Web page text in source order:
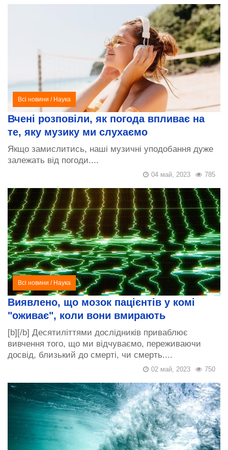
Всі новини / Наука
Вчені розповіли, як погода впливає на
те, яку музику ми слухаємо
Якщо замислитись, наші музичні уподобання дуже
залежать від погоди....
785
04 май, 2023
Всі новини / Наука
Виявлено, що мозок пацієнтів у комі
"оживає", коли вони вмирають
[b][/b] Десятиліттями дослідників приваблює
вивчення того, що ми відчуваємо, переживаючи
досвід, близький до смерті, чи смерть....
750
02 май, 2023